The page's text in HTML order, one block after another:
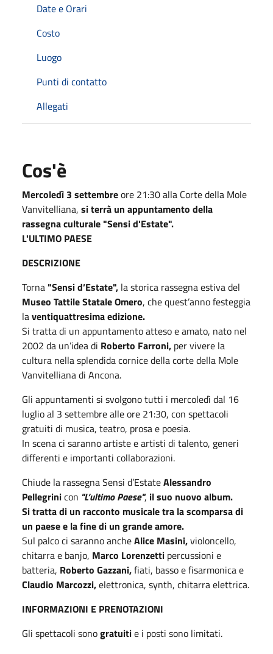
Date e Orari
Costo
Luogo
Punti di contatto
Allegati
Cos'è
Mercoledì 3 settembreore 21:30 alla Corte della Mole
Vanvitelliana, si terrà un appuntamento della
rassegna culturale "Sensi d'Estate".
L'ULTIMO PAESE
DESCRIZIONE
Torna"Sensi d’Estate", la storica rassegna estiva del
Museo Tattile Statale Omero, che quest’anno festeggia
laventiquattresima edizione.
Si tratta di un appuntamento atteso e amato, nato nel
2002 da un’idea di Roberto Farroni, per vivere la
cultura nella splendida cornice della corte della Mole
Vanvitelliana di Ancona.
Gli appuntamenti si svolgono tutti i mercoledì dal 16
luglio al 3 settembre alle ore 21:30, con spettacoli
gratuiti di musica, teatro, prosa e poesia.
In scena ci saranno artiste e artisti di talento, generi
differenti e importanti collaborazioni.
Chiude la rassegna Sensi d’EstateAlessandro
Pellegrinicon "L’ultimo Paese", il suo nuovo album.
Si tratta di un racconto musicale tra la scomparsa di
un paese e la fine di un grande amore.
Sul palco ci saranno ancheAlice Masini,violoncello,
chitarra e banjo, Marco Lorenzetti percussioni e
batteria, Roberto Gazzani,fiati, basso e fisarmonica e
Claudio Marcozzi,elettronica, synth, chitarra elettrica.
INFORMAZIONI E PRENOTAZIONI
Gli spettacoli sonogratuitie i posti sono limitati.